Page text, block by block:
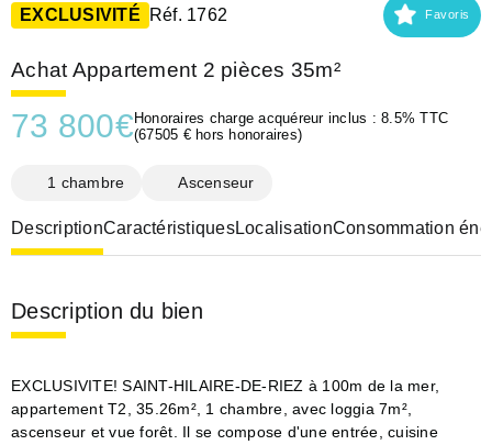
EXCLUSIVITÉ Réf. 1762 Favoris
Achat Appartement 2 pièces 35m²
73 800€ Honoraires charge acquéreur inclus : 8.5% TTC
(67505 € hors honoraires)
1 chambre Ascenseur
DescriptionCaractéristiquesLocalisationConsommation
Description du bien
EXCLUSIVITE! SAINT-HILAIRE-DE-RIEZ à 100m de la mer,
appartement T2, 35.26m², 1 chambre, avec loggia 7m²,
ascenseur et vue forêt. Il se compose d'une entrée, cuisine